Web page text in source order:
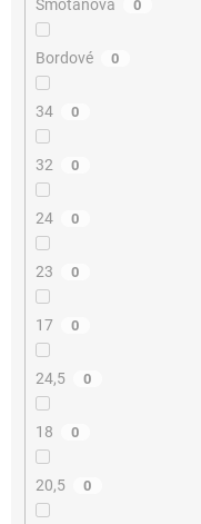
Smotanová 0
Bordové 0
34 0
32 0
24 0
23 0
17 0
24,5 0
18 0
20,5 0